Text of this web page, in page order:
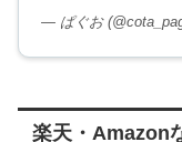
— ぱぐお
楽天・Amazon